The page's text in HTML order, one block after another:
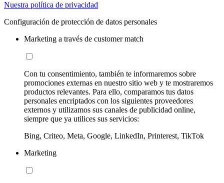
Nuestra política de privacidad
Configuración de protección de datos personales
Marketing a través de customer match
Con tu consentimiento, también te informaremos sobre
promociones externas en nuestro sitio web y te mostraremos
productos relevantes. Para ello, comparamos tus datos
personales encriptados con los siguientes proveedores
externos y utilizamos sus canales de publicidad online,
siempre que ya utilices sus servicios:
Bing, Criteo, Meta, Google, LinkedIn, Printerest, TikTok
Marketing